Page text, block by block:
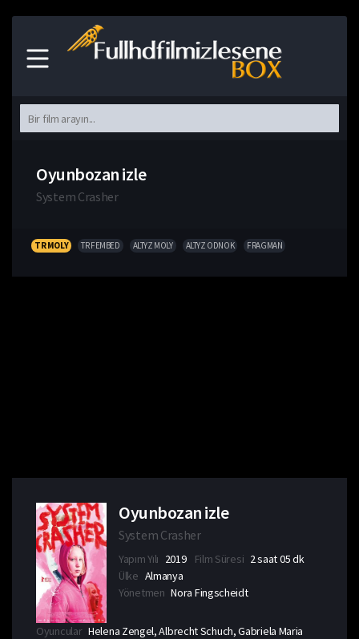
Oyunbozan izle
System Crasher
TR MOLY TR FEMBED ALTYZ MOLY ALTYZ ODNOK FRAGMAN
Oyunbozan izle
System Crasher
Yapım Yılı 2019 Film Süresi 2 saat 05 dk
Ülke Almanya
Yönetmen Nora Fingscheidt
Oyuncular Helena Zengel, Albrecht Schuch, Gabriela Maria